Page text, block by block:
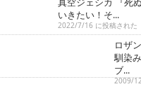
ロザン クイズ番組でもお馴染
2009/12/16 に投稿された
有野晋哉 ゲーム・アニメ・漫
2017/5/16 に投稿された
ゴー☆ジャス 『夢が叶うとい